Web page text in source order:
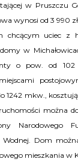
w Pruszczu
wynosiod 3 990
chcącym uciec z
w
o pow. od
1242 mkw.,
można
Narodowego
Wodnej. Dom
mieszkania w